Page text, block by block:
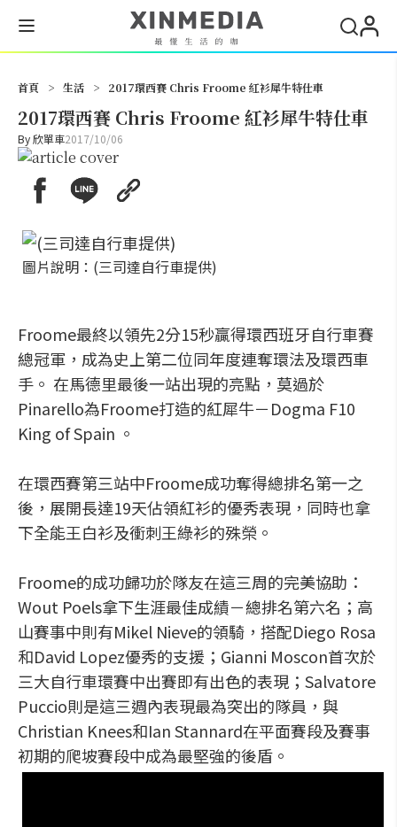
首頁 > 生活 > 2017環西賽 Chris Froome 紅衫犀牛特仕車
2017環西賽 Chris Froome 紅衫犀牛特仕車
By欣單車2017/10/06
圖片說明：(三司達自行車提供)
Froome最終以領先2分15秒贏得環西班牙自行車賽
總冠軍，成為史上第二位同年度連奪環法及環西車
手。 在馬德里最後一站出現的亮點，莫過於
Pinarello為Froome打造的紅犀牛－Dogma F10
King of Spain 。
在環西賽第三站中Froome成功奪得總排名第一之
後，展開長達19天佔領紅衫的優秀表現，同時也拿
下全能王白衫及衝刺王綠衫的殊榮。
Froome的成功歸功於隊友在這三周的完美協助：
Wout Poels拿下生涯最佳成績－總排名第六名；高
山賽事中則有Mikel Nieve的領騎，搭配Diego Rosa
和David Lopez優秀的支援；Gianni Moscon首次於
三大自行車環賽中出賽即有出色的表現；Salvatore
Puccio則是這三週內表現最為突出的隊員，與
Christian Knees和Ian Stannard在平面賽段及賽事
初期的爬坡賽段中成為最堅強的後盾。